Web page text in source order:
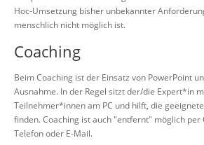
Hoc-Umsetzung bisher unbekannter
menschlich nicht möglich ist.
Coaching
Beim Coaching ist der Einsatz von PowerPoint
Ausnahme. In der Regel sitzt der/die Expert*in
Teilnehmer*innen am PC und hilft, die
finden. Coaching ist auch "entfernt" möglich per
Telefon oder E-Mail.